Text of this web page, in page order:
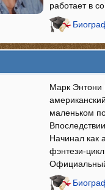
работает в
Марк
маленьком
Начинал как
фэнтези-